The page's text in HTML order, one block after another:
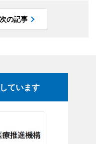
次の記事
ています